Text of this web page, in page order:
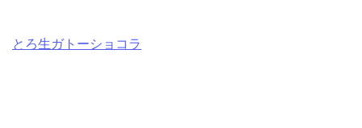
とろ生ガトーショコラ